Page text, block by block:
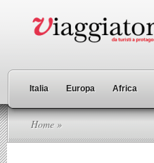
Italia Europa Africa
Home »